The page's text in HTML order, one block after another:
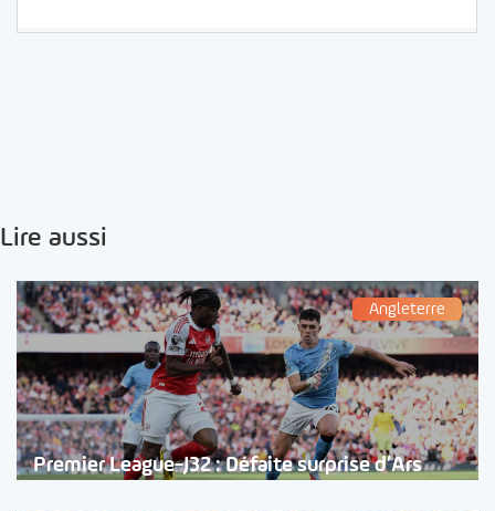
Lire aussi
Angleterre
Premier League-J32 : Défaite surprise d’Ars